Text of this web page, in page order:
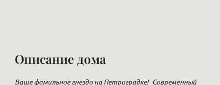
Описание дома
Ваше фамильное гнездо на Петроградке! Современный